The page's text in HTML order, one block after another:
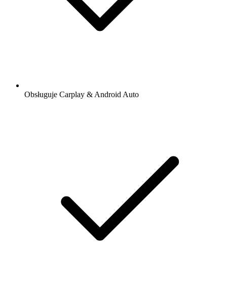
Obsługuje Carplay & Android Auto